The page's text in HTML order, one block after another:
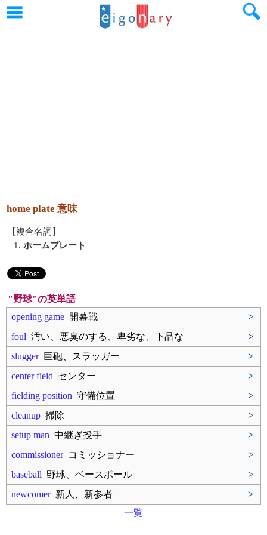
home plate 意味
【複合名詞】
1. ホームプレート
"野球"の英単語
opening game 開幕戦
>
foul 汚い、悪臭のする、卑劣な、下品な
>
slugger巨砲、スラッガー
>
center field センター
>
fielding position 守備位置
>
cleanup 掃除
>
setup man 中継ぎ投手
>
commissionerコミッショナー
>
baseball 野球、ベースボール
>
newcomer新人、新参者
>
一覧